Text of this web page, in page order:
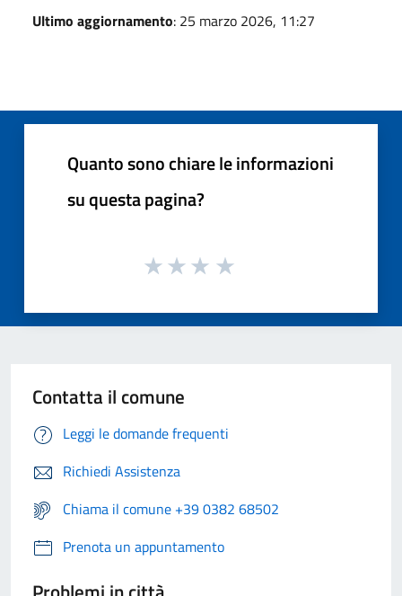
Ultimo aggiornamento: 25 marzo 2026, 11:27
Quanto sono chiare le informazioni
su questa pagina?
Contatta il comune
Leggi le domande frequenti
Richiedi Assistenza
Chiama il comune +39 0382 68502
Prenota un appuntamento